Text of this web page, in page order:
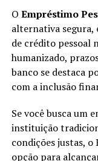
O Empréstimo
alternativa segura,
de crédito pessoal
humanizado,
banco se destaca
com a inclusão
Se você busca um
instituição
condições justas,
opção para